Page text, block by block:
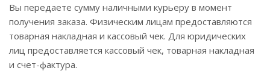
Вы передаете сумму наличными курьеру в момент
получения заказа. Физическим лицам предоставляются
товарная накладная и кассовый чек. Для юридических
лиц предоставляется кассовый чек, товарная накладная
и счет-фактура.